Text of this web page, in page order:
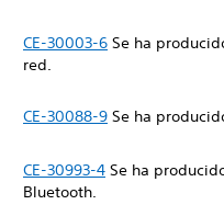
CE-30003-6 Se ha
red.
CE-30088-9 Se ha
CE-30993-4 Se ha
Bluetooth.